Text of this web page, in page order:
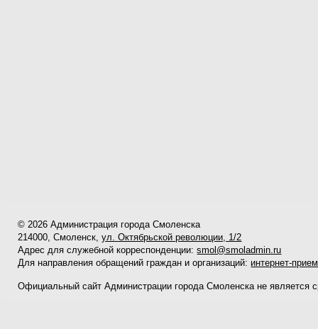
© 2026 Администрация города Смоленска
214000, Смоленск,ул. Октябрьской революции, 1/2
Адрес для служебной корреспонденции:smol@smoladmin.ru
Для направления обращений граждан и организаций: интернет-
Официальный сайт Администрации города Смоленска не является